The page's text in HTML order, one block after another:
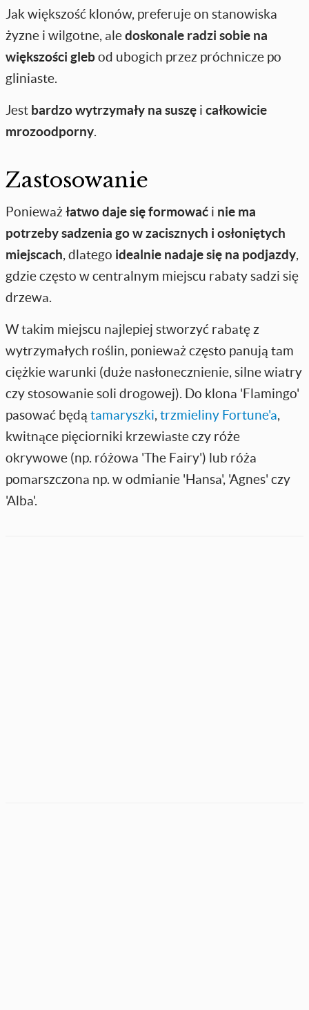
Jak większość klonów, preferuje on stanowiska
żyzne i wilgotne, aledoskonale radzi sobie na
większości glebod ubogich przez próchnicze po
gliniaste.
Jest bardzo wytrzymały na suszę i całkowicie
mrozoodporny.
Zastosowanie
Ponieważ łatwo daje się formować i nie ma
potrzeby sadzenia go w zacisznych i osłoniętych
miejscach, dlatego idealnie nadaje się na podjazdy,
gdzie często w centralnym miejscu rabaty sadzi się
drzewa.
W takim miejscu najlepiej stworzyć rabatę z
wytrzymałych roślin, ponieważ często panują tam
ciężkie warunki (duże nasłonecznienie, silne wiatry
czy stosowanie soli drogowej). Do klona 'Flamingo'
pasować będą tamaryszki, trzmieliny Fortune'a,
kwitnące pięciorniki krzewiaste czy róże
okrywowe (np. różowa 'The Fairy') lub róża
pomarszczona np. w odmianie 'Hansa', 'Agnes' czy
'Alba'.